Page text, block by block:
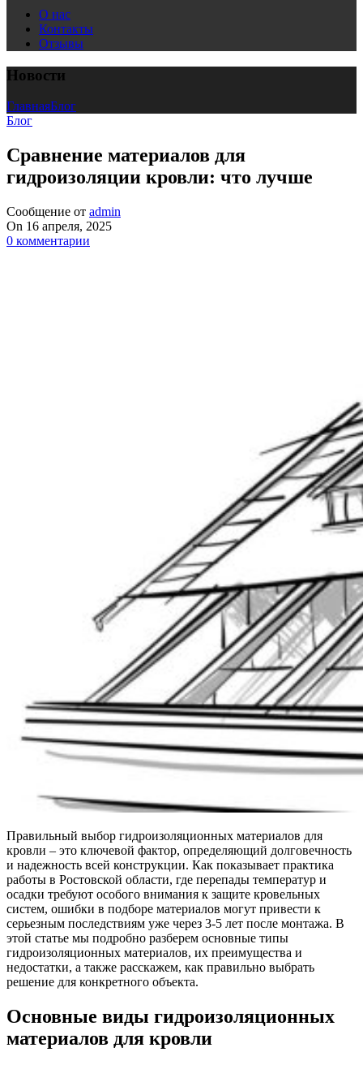
О нас
Контакты
Отзывы
Новости
ГлавнаяБлог
Блог
Сравнение материалов для
гидроизоляции кровли: что лучше
Сообщение от admin
On 16 апреля, 2025
0 комментарии
Правильный выбор гидроизоляционных материалов для
кровли – это ключевой фактор, определяющий долговечность
и надежность всей конструкции. Как показывает практика
работы в Ростовской области, где перепады температур и
осадки требуют особого внимания к защите кровельных
систем, ошибки в подборе материалов могут привести к
серьезным последствиям уже через 3-5 лет после монтажа. В
этой статье мы подробно разберем основные типы
гидроизоляционных материалов, их преимущества и
недостатки, а также расскажем, как правильно выбрать
решение для конкретного объекта.
Основные виды гидроизоляционных
материалов для кровли